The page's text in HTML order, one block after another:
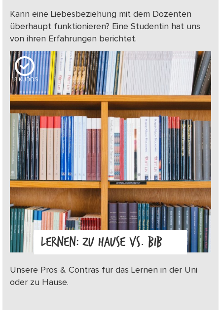
Kann eine Liebesbeziehung mit dem Dozenten
überhaupt funktionieren? Eine Studentin hat uns
von ihren Erfahrungen berichtet.
18 KUDOS
LERNEN: ZU HAUSE VS. BIB
Unsere Pros & Contras für das Lernen in der Uni
oder zu Hause.